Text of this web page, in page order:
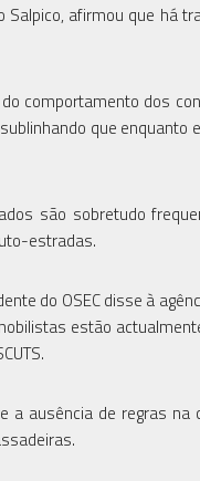
Salpico, afirmou que há
comportamento dos
que
são sobretudo
estradas.
do OSEC disse à
estão
a ausência de regras